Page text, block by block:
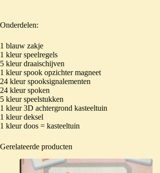
Onderdelen:
1 blauw zakje
1 kleur speelregels
5 kleur draaischijven
1 kleur spook opzichter magneet
24 kleur spooksignalementen
24 kleur spoken
5 kleur speelstukken
1 kleur 3D achtergrond kasteeltuin
1 kleur deksel
1 kleur doos = kasteeltuin
Gerelateerde producten